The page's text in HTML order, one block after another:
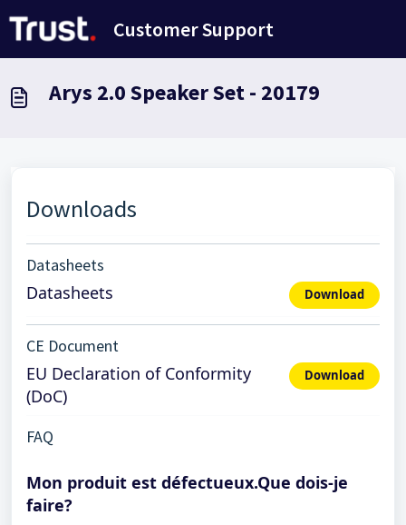
Customer Support
Arys 2.0 Speaker Set - 20179
Downloads
Datasheets
Datasheets Download
CE Document
EU Declaration of Conformity
(DoC)
Download
FAQ
Mon produit est défectueux.Que dois-je
faire?